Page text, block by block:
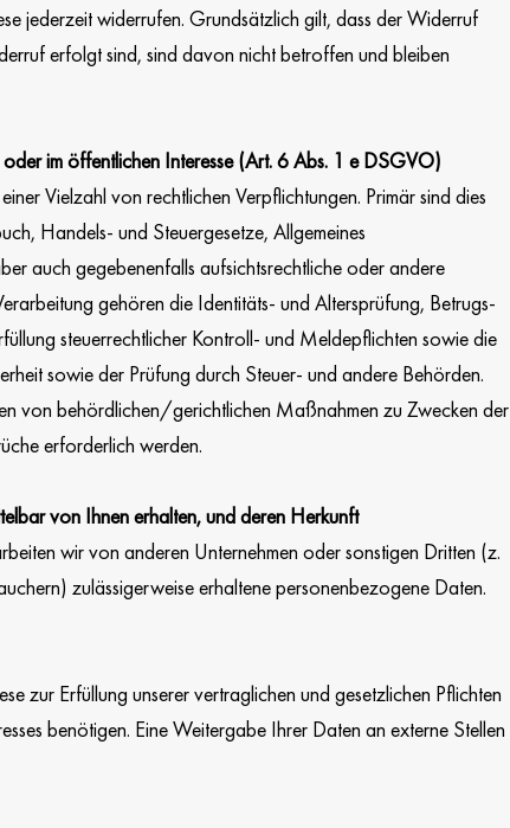
jederzeit widerrufen. Grundsätzlich gilt, dass der Widerruf
erfolgt sind, sind davon nicht betroffen und bleiben
im öffentlichen Interesse (Art. 6 Abs. 1 e DSGVO)
Vielzahl von rechtlichen Verpflichtungen. Primär sind dies
Handels- und Steuergesetze, Allgemeines
auch gegebenenfalls aufsichtsrechtliche oder andere
gehören die Identitäts- und Altersprüfung, Betrugs-
steuerrechtlicher Kontroll- und Meldepflichten sowie die
sowie der Prüfung durch Steuer- und andere Behörden.
von behördlichen/gerichtlichen Maßnahmen zu Zwecken der
erforderlich werden.
von Ihnen erhalten, und deren Herkunft
wir von anderen Unternehmen oder sonstigen Dritten (z.
zulässigerweise erhaltene personenbezogene Daten.
zur Erfüllung unserer vertraglichen und gesetzlichen Pflichten
benötigen. Eine Weitergabe Ihrer Daten an externe Stellen